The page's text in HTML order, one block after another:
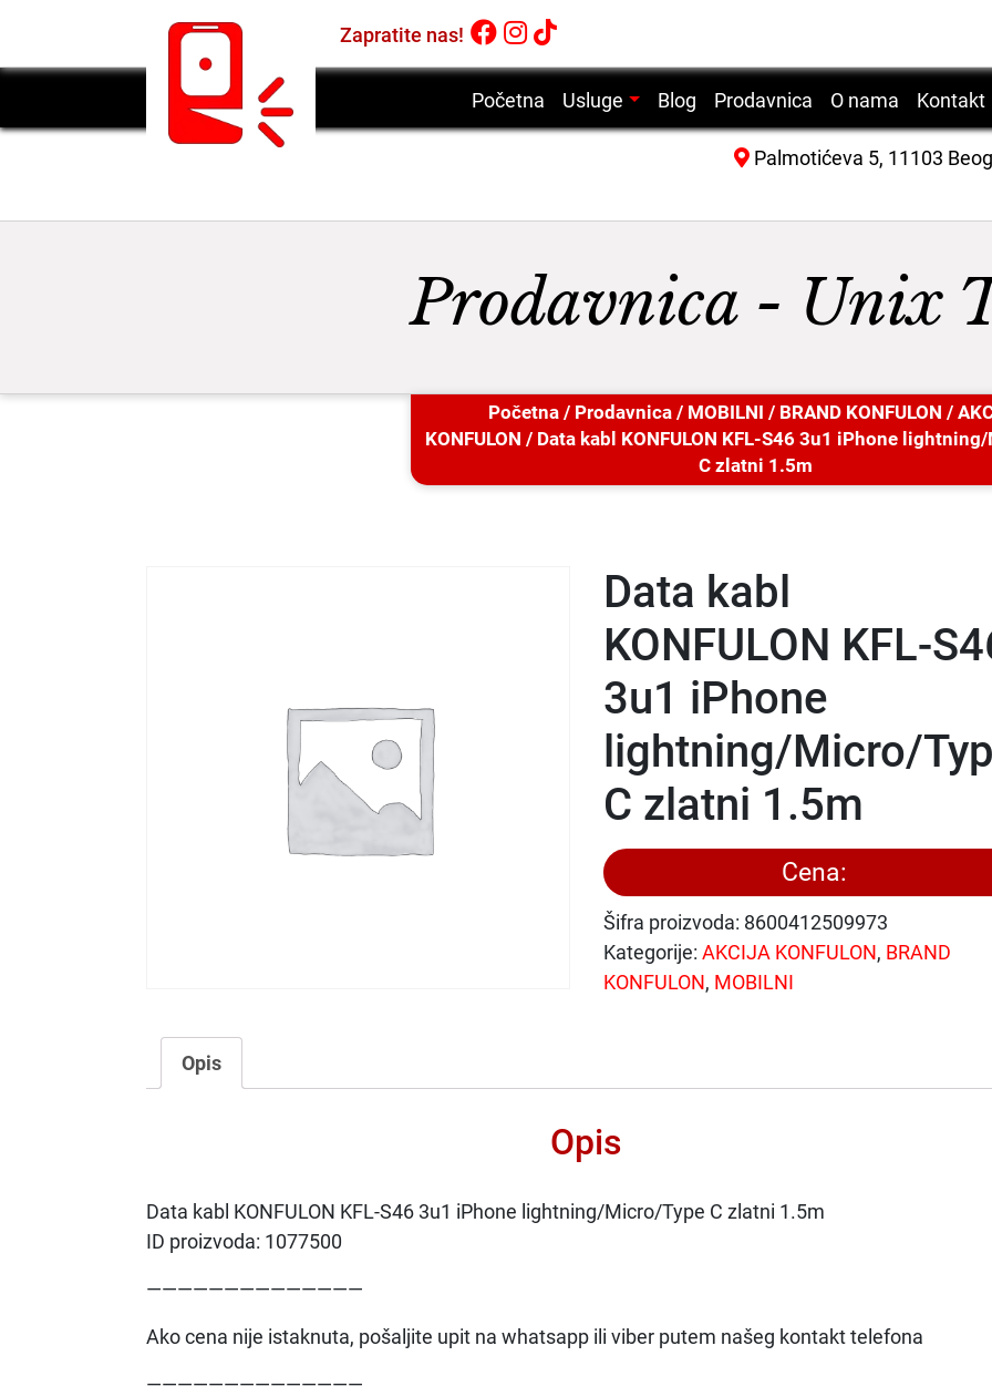
Zapratite nas!
Početna Usluge
Servis mobilnih telefona
Servis desktop računara
Servis laserskih štampača
Blog Prodavnica O nama Kontakt
Palmotićeva 5, 11103
Prodavnica - Unix
Početna/ Prodavnica/ MOBILNI / BRAND KONFULON /
KONFULON / Data kabl KONFULON KFL-S46 3u1 iPhone
C zlatni 1.5m
Data kabl
KONFULON KFL-
3u1 iPhone
lightning/Micro/
C zlatni 1.5m
Cena:
Šifra proizvoda: 8600412509973
Kategorije: AKCIJA KONFULON, BRAND
KONFULON, MOBILNI
Opis
Opis
Data kabl KONFULON KFL-S46 3u1 iPhone lightning/Micro/Type C zlatni 1.5m
ID proizvoda: 1077500
——————————————
Ako cena nije istaknuta, pošaljite upit na whatsapp ili viber putem našeg kontakt telefona
——————————————